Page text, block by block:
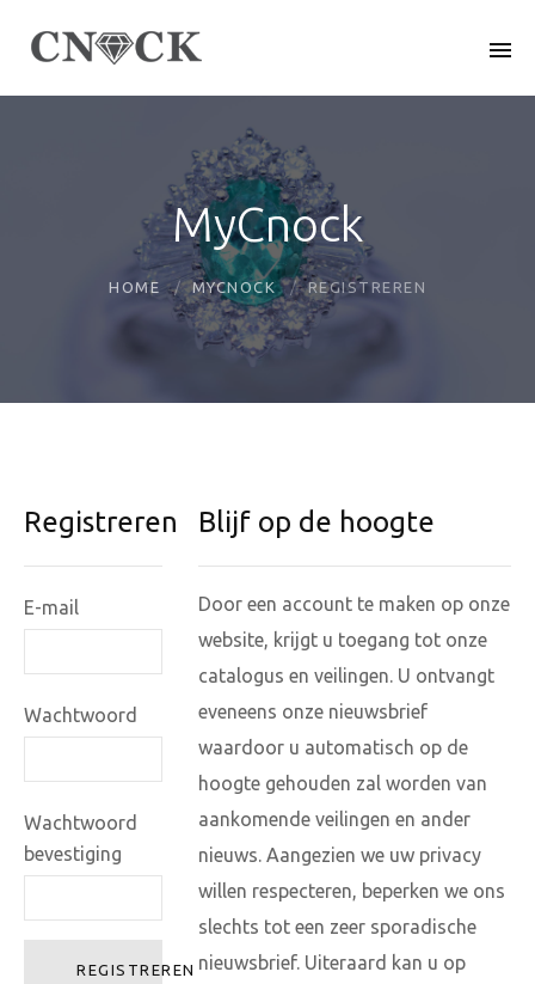
MyCnock
HOME MYCNOCK REGISTREREN
Registreren
E-mail
Wachtwoord
Wachtwoord
bevestiging
REGISTREREN
Blijf op de hoogte
Door een account te maken op onze
website, krijgt u toegang tot onze
catalogus en veilingen. U ontvangt
eveneens onze nieuwsbrief
waardoor u automatisch op de
hoogte gehouden zal worden van
aankomende veilingen en ander
nieuws. Aangezien we uw privacy
willen respecteren, beperken we ons
slechts tot een zeer sporadische
nieuwsbrief. Uiteraard kan u op